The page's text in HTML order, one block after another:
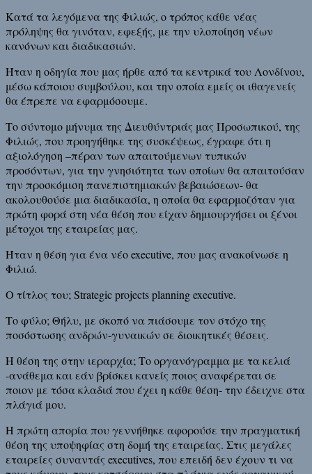
Κατά τα λεγόμενα της Φιλιώς, ο τρόπος κάθε νέας
πρόληψης θα γινόταν, εφεξής, με την υλοποίηση νέων
κανόνων και διαδικασιών.
Ήταν η οδηγία που μας ήρθε από τα κεντρικά του Λονδίνου,
μέσω κάποιου συμβούλου, και την οποία εμείς οι ιθαγενείς
θα έπρεπε να εφαρμόσουμε.
Το σύντομο μήνυμα της Διευθύντριάς μας Προσωπικού, της
Φιλιώς, που προηγήθηκε της συσκέψεως, έγραφε ότι η
αξιολόγηση –πέραν των απαιτούμενων τυπικών
προσόντων, για την γνησιότητα των οποίων θα απαιτούσαν
την προσκόμιση πανεπιστημιακών βεβαιώσεων- θα
ακολουθούσε μια διαδικασία, η οποία θα εφαρμοζόταν για
πρώτη φορά στη νέα θέση που είχαν δημιουργήσει οι ξένοι
μέτοχοι της εταιρείας μας.
Ήταν η θέση για ένα νέο executive, που μας ανακοίνωσε η
Φιλιώ.
Ο τίτλος του; Strategic projects planning executive.
Το φύλο; Θήλυ, με σκοπό να πιάσουμε τον στόχο της
ποσόστωσης ανδρών-γυναικών σε διοικητικές θέσεις.
Η θέση της στην ιεραρχία; Το οργανόγραμμα με τα κελιά
-ανάθεμα και εάν βρίσκει κανείς ποιος αναφέρεται σε
ποιον με τόσα κλαδιά που έχει η κάθε θέση- την έδειχνε στα
πλάγιά μου.
Η πρώτη απορία που γεννήθηκε αφορούσε την πραγματική
θέση της υποψηφίας στη δομή της εταιρείας. Στις μεγάλες
εταιρείες συναντάς executives, που επειδή δεν έχουν τι να